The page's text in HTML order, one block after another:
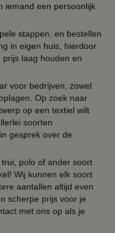
iemand een persoonlijk
stappen, en bestellen
in eigen huis, hierdoor
laag houden en
voor bedrijven, zowel
Op zoek naar
op een textiel wilt
soorten
gesprek over de
polo of ander soort
Wij kunnen elk soort
aantallen altijd even
scherpe prijs voor je
met ons op als je